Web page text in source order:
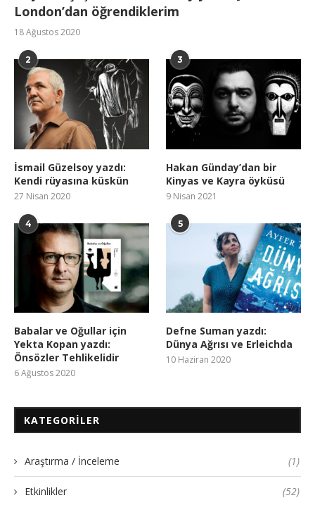
London’dan öğrendiklerim
18 Ağustos 2020
2
İsmail Güzelsoy yazdı:
Kendi rüyasına küskün
27 Nisan 2020
3
Hakan Günday’dan bir
Kinyas ve Kayra öyküsü
9 Nisan 2021
4
Babalar ve Oğullar için
Yekta Kopan yazdı:
Önsözler Tehlikelidir
6 Ağustos 2020
5
Defne Suman yazdı:
Dünya Ağrısı ve Erleichda
10 Haziran 2020
KATEGORILER
Araştırma / İnceleme (1)
Etkinlikler (52)